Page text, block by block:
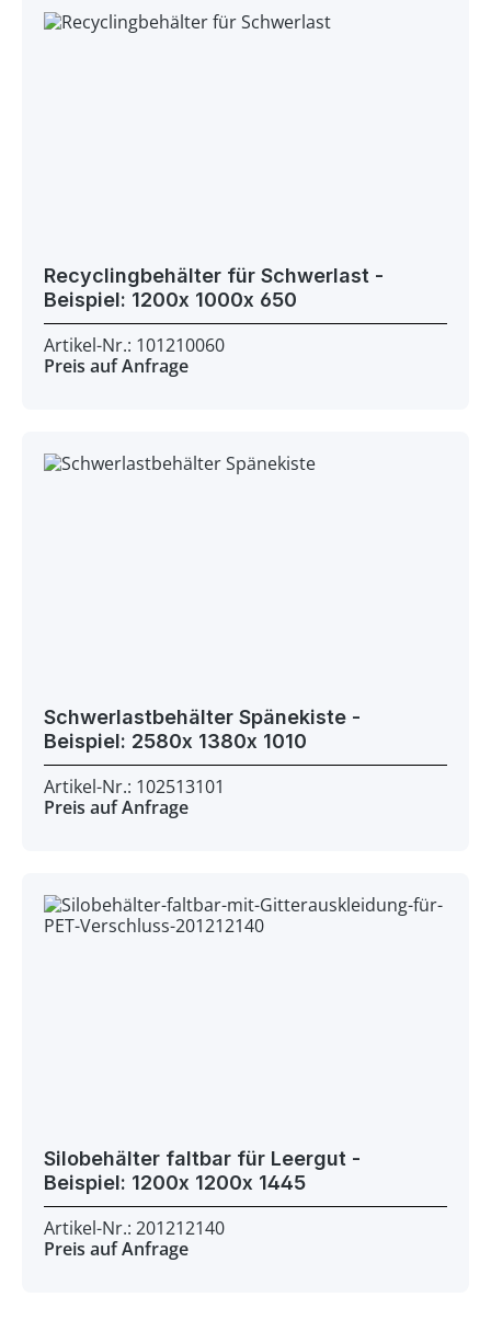
Recyclingbehälter für Schwerlast -
Beispiel: 1200x 1000x 650
Artikel-Nr.: 101210060
Preis auf Anfrage
Schwerlastbehälter Spänekiste -
Beispiel: 2580x 1380x 1010
Artikel-Nr.: 102513101
Preis auf Anfrage
Silobehälter faltbar für Leergut -
Beispiel: 1200x 1200x 1445
Artikel-Nr.: 201212140
Preis auf Anfrage